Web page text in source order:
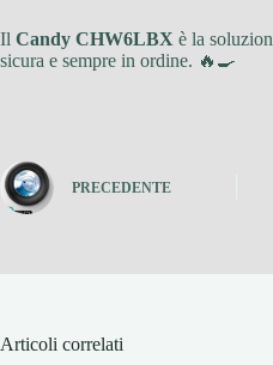
Il Candy CHW6LBX è la
sicura e sempre in ordine. 🔥🍳
PRECEDENTE
Articoli correlati